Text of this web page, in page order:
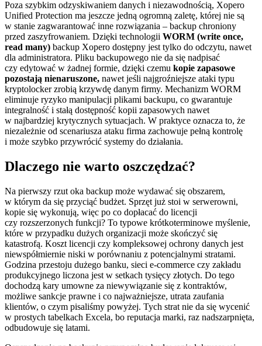
Poza szybkim odzyskiwaniem danych i niezawodnością, Xopero
Unified Protection ma jeszcze jedną ogromną zaletę, której nie są
w stanie zagwarantować inne rozwiązania – backup chroniony
przed zaszyfrowaniem. Dzięki technologii WORM (write once,
read many) backup Xopero dostępny jest tylko do odczytu, nawet
dla administratora. Pliku backupowego nie da się nadpisać
czy edytować w żadnej formie, dzięki czemu kopie zapasowe
pozostają nienaruszone, nawet jeśli najgroźniejsze ataki typu
kryptolocker zrobią krzywdę danym firmy. Mechanizm WORM
eliminuje ryzyko manipulacji plikami backupu, co gwarantuje
integralność i stałą dostępność kopii zapasowych nawet
w najbardziej krytycznych sytuacjach. W praktyce oznacza to, że
niezależnie od scenariusza ataku firma zachowuje pełną kontrolę
i może szybko przywrócić systemy do działania.
Dlaczego nie warto oszczędzać?
Na pierwszy rzut oka backup może wydawać się obszarem,
w którym da się przyciąć budżet. Sprzęt już stoi w serwerowni,
kopie się wykonują, więc po co dopłacać do licencji
czy rozszerzonych funkcji? To typowe krótkoterminowe myślenie,
które w przypadku dużych organizacji może skończyć się
katastrofą. Koszt licencji czy kompleksowej ochrony danych jest
niewspółmiernie niski w porównaniu z potencjalnymi stratami.
Godzina przestoju dużego banku, sieci e-commerce czy zakładu
produkcyjnego liczona jest w setkach tysięcy złotych. Do tego
dochodzą kary umowne za niewywiązanie się z kontraktów,
możliwe sankcje prawne i co najważniejsze, utrata zaufania
klientów, o czym pisaliśmy powyżej. Tych strat nie da się wycenić
w prostych tabelkach Excela, bo reputacja marki, raz nadszarpnięta,
odbudowuje się latami.